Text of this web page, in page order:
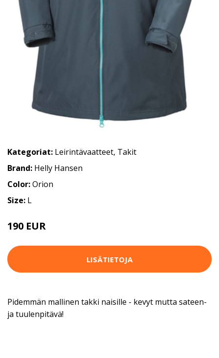
Kategoriat: Leirintävaatteet, Takit
Brand: Helly Hansen
Color:Orion
Size: L
190 EUR
LISÄTIETOJA
Pidemmän mallinen takki naisille - kevyt mutta sateen-
ja tuulenpitävä!